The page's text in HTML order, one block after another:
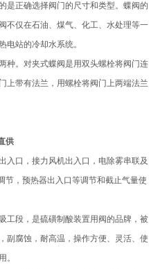
是正确选择阀门的尺寸和类型。蝶阀的
不仅在石油、煤气、化工、水处理等一
电站的冷却水系统。
种。对夹式蝶阀是用双头螺栓将阀门连
上带有法兰，用螺栓将阀门上两端法兰
供
入口，接力风机出入口，电除雾串联及
节，预热器出入口等调节和截止气量使
工段，是硫磺制酸装置用阀的品牌，被
副腐蚀，耐高温，操作方便、灵活、使
。